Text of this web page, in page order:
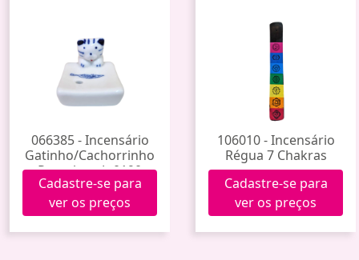
066385 - Incensário
Gatinho/Cachorrinho
Porcelana Jp0190
Cadastre-se para
ver os preços
106010 - Incensário
Régua 7 Chakras
Cadastre-se para
ver os preços